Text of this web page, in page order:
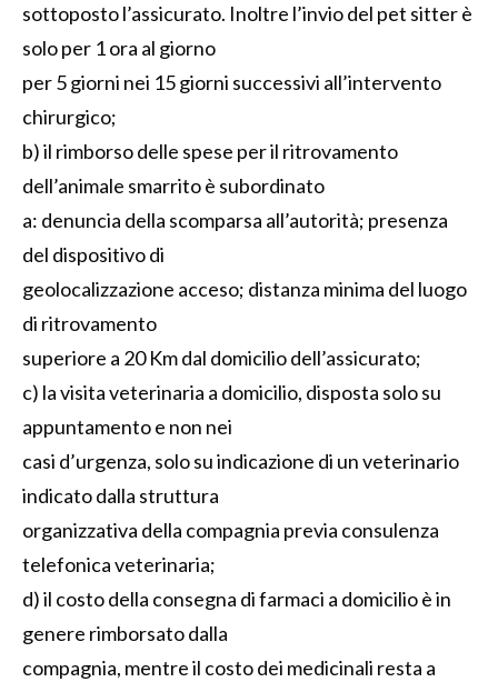
sottoposto l’assicurato. Inoltre l’invio del pet sitter è
solo per 1 ora al giorno
per 5 giorni nei 15 giorni successivi all’intervento
chirurgico;
b) il rimborso delle spese per il ritrovamento
dell’animale smarrito è subordinato
a: denuncia della scomparsa all’autorità; presenza
del dispositivo di
geolocalizzazione acceso; distanza minima del luogo
di ritrovamento
superiore a 20 Km dal domicilio dell’assicurato;
c) la visita veterinaria a domicilio, disposta solo su
appuntamento e non nei
casi d’urgenza, solo su indicazione di un veterinario
indicato dalla struttura
organizzativa della compagnia previa consulenza
telefonica veterinaria;
d) il costo della consegna di farmaci a domicilio è in
genere rimborsato dalla
compagnia, mentre il costo dei medicinali resta a